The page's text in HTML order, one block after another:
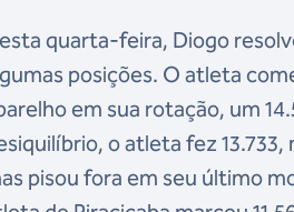
quarta-feira, Diogo
posições. O atleta
em sua rotação, um
o atleta fez
pisou fora em seu último